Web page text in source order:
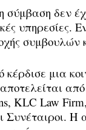
σύμβαση δεν
υπηρεσίες.
συμβουλών
κέρδισε μια
KLC Law
Συνέταιροι. Η